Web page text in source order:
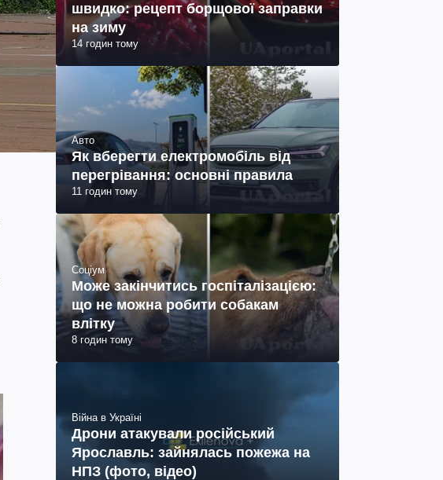
швидко: рецепт борщової заправки
на зиму
14 годин тому
Авто
Як вберегти електромобіль від
перегрівання: основні правила
11 годин тому
Соціум
Може закінчитись госпіталізацією:
що не можна робити собакам
влітку
8 годин тому
Війна в Україні
Дрони атакували російський
Ярославль: зайнялась пожежа на
НПЗ (фото, відео)